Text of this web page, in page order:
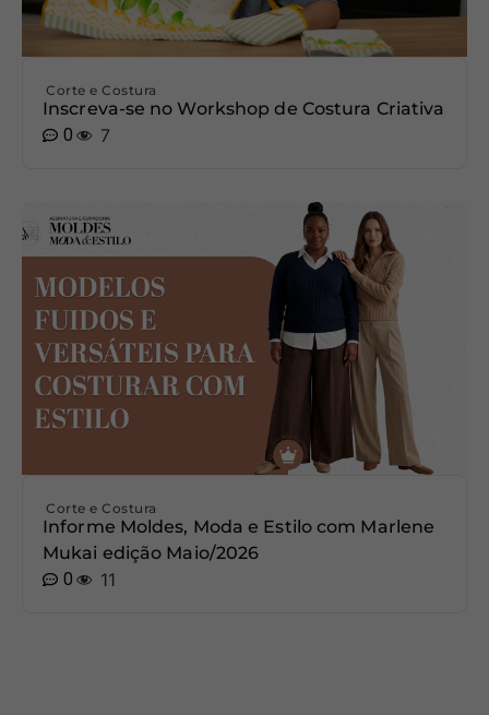
Corte e Costura
Inscreva-se no Workshop de Costura Criativa
0
7
Corte e Costura
Informe Moldes, Moda e Estilo com Marlene
Mukai edição Maio/2026
0
11